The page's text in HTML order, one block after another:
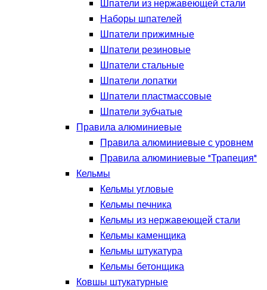
Шпатели из нержавеющей стали
Наборы шпателей
Шпатели прижимные
Шпатели резиновые
Шпатели стальные
Шпатели лопатки
Шпатели пластмассовые
Шпатели зубчатые
Правила алюминиевые
Правила алюминиевые с уровнем
Правила алюминиевые "Трапеция"
Кельмы
Кельмы угловые
Кельмы печника
Кельмы из нержавеющей стали
Кельмы каменщика
Кельмы штукатура
Кельмы бетонщика
Ковшы штукатурные